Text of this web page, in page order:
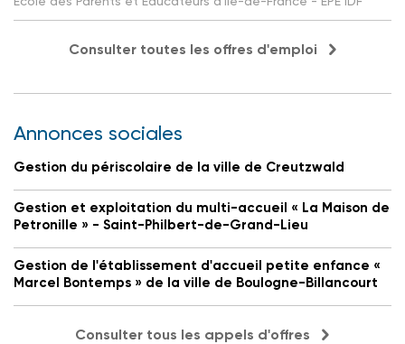
Consulter toutes les offres d'emploi
Annonces sociales
Gestion du périscolaire de la ville de Creutzwald
Gestion et exploitation du multi-accueil « La Maison de
Petronille » - Saint-Philbert-de-Grand-Lieu
Gestion de l'établissement d'accueil petite enfance «
Marcel Bontemps » de la ville de Boulogne-Billancourt
Consulter tous les appels d'offres